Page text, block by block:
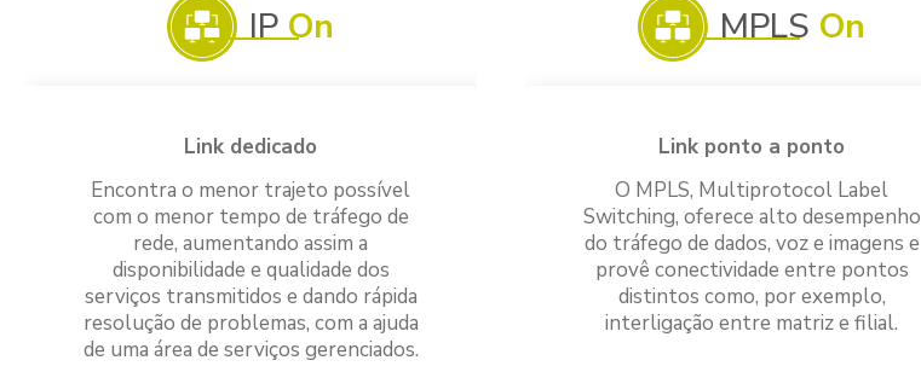
IPOn
Link dedicado
Encontra o menor trajeto possível
com o menor tempo de tráfego de
rede, aumentando assim a
disponibilidade e qualidade dos
serviços transmitidos e dando rápida
resolução de problemas, com a ajuda
de uma área de serviços gerenciados.
MPLS On
Link ponto a ponto
O MPLS, Multiprotocol Label
Switching, oferece alto desempenho
do tráfego de dados, voz e imagens e
provê conectividade entre pontos
distintos como, por exemplo,
interligação entre matriz e filial.